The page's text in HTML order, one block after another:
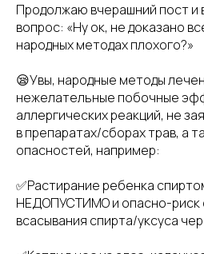
Продолжаю вчерашний пост и
вопрос: «Ну ок, не доказано
народных методах плохого?»
😪Увы, народные методы
нежелательные побочные
аллергических реакций, не
в препаратах/сборах трав, а
опасностей, например:
✅Растирание ребенка
НЕДОПУСТИМО и опасно-риск
всасывания спирта/уксуса